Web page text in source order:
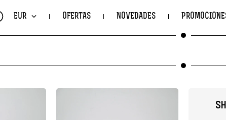
EUR OFERTAS NOVEDADES